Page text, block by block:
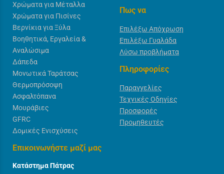
Χρώματα για Μέταλλα
Χρώματα για Πισίνες
Βερνίκια για Ξύλα
Βοηθητικά, Εργαλεία &
Αναλώσιμα
Δάπεδα
Μονωτικά Ταράτσας
Θερμοπρόσοψη
Ασφαλτόπανα
Μουράβιες
GFRC
Δομικές Ενισχύσεις
Πως να
Επιλέξω Απόχρωση
Επιλέξω Γυαλάδα
Λύσω προβλήματα
Πληροφορίες
Παραγγελίες
Τεχνικές Οδηγίες
Προσφορές
Προμηθευτές
Επικοινωνήστε μαζί μας
Κατάστημα Πάτρας